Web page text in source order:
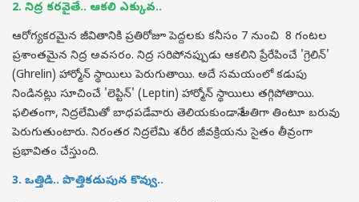
2. నిద్ర కరవైతే.. ఆకలి ఎక్కువ..
ఆరోగ్యకరమైన జీవితానికి ప్రతిరోజూ పెద్దలకు కనీసం 7 నుంచి 8 గంటల
ప్రశాంతమైన నిద్ర అవసరం. నిద్ర సరిపోనప్పుడు ఆకలిని ప్రేరేపించే 'గ్రెలిన్'
(Ghrelin) హార్మోన్ స్థాయిలు పెరుగుతాయి. అదే సమయంలో కడుపు
నిండినట్లు సూచించే 'లెప్టిన్' (Leptin) హార్మోన్ స్థాయిలు తగ్గిపోతాయి.
ఫలితంగా, నిద్రలేమితో బాధపడేవారు తెలియకుండానే అతిగా తింటూ బరువు
పెరుగుతుంటారు. నిరంతర నిద్రలేమి శరీర జీవక్రియను సైతం తీవ్రంగా
ప్రభావితం చేస్తుంది.
3. ఒత్తిడి.. పొత్తికడుపున కొవ్వు..